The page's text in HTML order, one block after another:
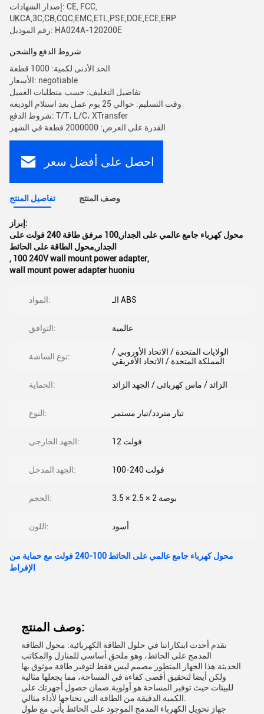
إصدار الشهادات: CE, FCC,
UKCA,3C,CB,CQC,EMC,ETL,PSE,DOE,ECE,ERP
رقم الموديل: HA024A-120200E
شروط الدفع والشحن
الحد الأدنى لكمية: 1000 قطعة
الأسعار: negotiable
تفاصيل التغليف: حسب متطلبات العميل
وقت التسليم: حوالي 25 يوم عمل بعد استلام الوديعة
شروط الدفع: T/T، L/C، XTransfer
القدرة على العرض: 2000000 قطعة في الشهر
احصل على أفضل سعر
تفاصيل المنتج وصف المنتج
إبراز:
محول كهرباء جامع عالمي على الجدار,100 مرفق طاقة 240 فولت على
الجدار,محول الطاقة على الحائط
, 100 240V wall mount power adapter,
wall mount power adapter huoniu
المواد: الـ ABS
التوافق: عالمية
نوع الشاشة:
الولايات المتحدة / الاتحاد الأوروبي /
المملكة المتحدة / الاتحاد الأفريقي
الحماية: الزائد / ماس كهربائى / الجهد الزائد
النوع: تيار متردد/تيار مستمر
الجهد الخارجي: 12 فولت
الجهد المدخل: 100-240 فولت
الحجم: 3.5 × 2.5 × 2 بوصة
اللون: أسود
محول كهرباء جامع عالمي على الحائط 100-240 فولت مع حماية من
الإفراط
وصف المنتج:
نقدم أحدث ابتكاراتنا في حلول الطاقة الكهربائية: محول الطاقة
المدمج على الحائط، وهو ملحق أساسي للمنازل والمكاتب
الحديثة.هذا الجهاز المتطور مصمم ليس فقط لتوفير طاقة موثوق بها
ولكن أيضا لتحقيق أقصى كفاءة في المساحة، مما يجعلها مثالية
للبيئات حيث توفير المساحة هو أولوية.ضمان حصول أجهزتك على
جهاز تحويل الكهرباء المدمج الموجود على الحائط يأتي مع طول